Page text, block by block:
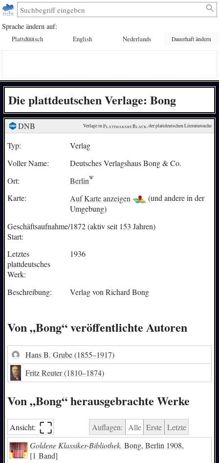
Sprache ändern auf:
Plattdüütsch English Nederlands Dauerhaft ändern
Die plattdeutschen Verlage: Bong
DNB Verlage in Plattmakers Black, der plattdeutschen Literatursuche
Typ:
Verlag
Voller Name:
Deutsches Verlagshaus Bong & Co.
Ort:
Berlin
Karte:
Auf Karte anzeigen
(und andere in der
Umgebung)
Geschäftsaufnahme/
Start:
1872 (aktiv seit 153 Jahren)
Letztes
plattdeutsches
Werk:
1936
Beschreibung: Verlag von Richard Bong
Von „Bong“ veröffentlichte Autoren
Hans B. Grube(1855–1917)
Fritz Reuter(1810–1874)
Von „Bong“ herausgebrachte Werke
Ansicht: ⛶︎ Auflagen: Alle Erste Letzte
Goldene Klassiker-Bibliothek. Bong, Berlin 1908,
[1 Band]